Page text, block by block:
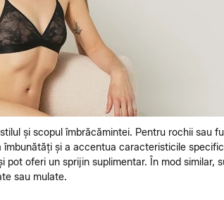
și scopul îmbrăcămintei. Pentru rochii sau
și a accentua caracteristicile
oferi un sprijin suplimentar. În mod similar,
sau mulate.